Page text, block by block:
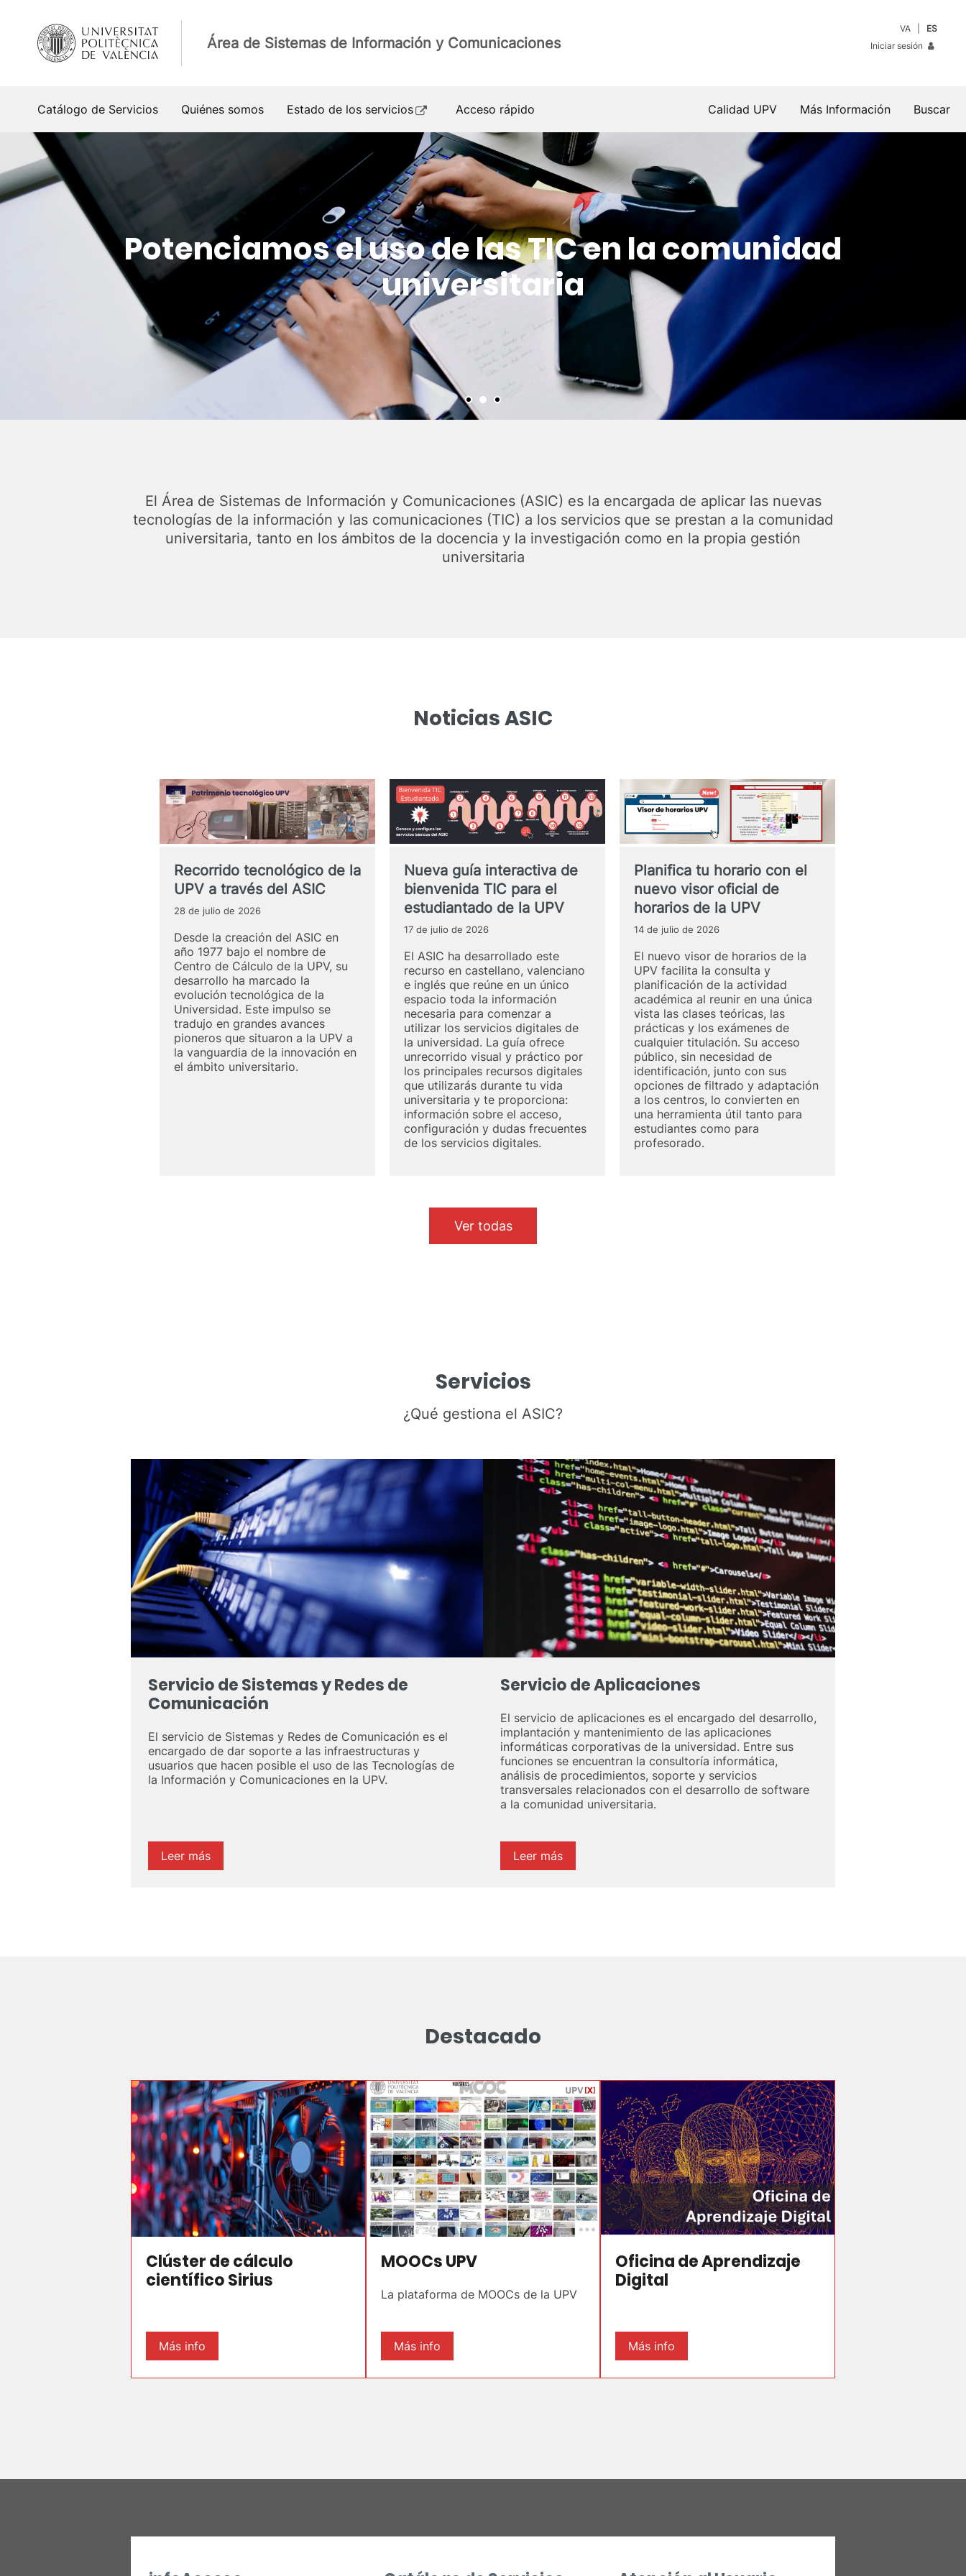
contenido
Área de Sistemas de Información y Comunicaciones
VA
ES
Iniciar sesión
Catálogo de Servicios Quiénes somos Estado de los servicios Acceso rápido Buscar
Más Información
Calidad UPV
Potenciamos el uso de las TIC en la comunidad
universitaria
El Área de Sistemas de Información y Comunicaciones (ASIC) es la encargada de aplicar las nuevas
tecnologías de la información y las comunicaciones (TIC) a los servicios que se prestan a la comunidad
universitaria, tanto en los ámbitos de la docencia y la investigación como en la propia gestión
universitaria
Noticias ASIC
Recorrido tecnológico de la
UPV a través del ASIC
28 de julio de 2026
Desde la creación del ASIC en
año 1977 bajo el nombre de
Centro de Cálculo de la UPV, su
desarrollo ha marcado la
evolución tecnológica de la
Universidad. Este impulso se
tradujo en grandes avances
pioneros que situaron a la UPV a
la vanguardia de la innovación en
el ámbito universitario.
Nueva guía interactiva de
bienvenida TIC para el
estudiantado de la UPV
17 de julio de 2026
El ASIC ha desarrollado este
recurso en castellano, valenciano
e inglés que reúne en un único
espacio toda la información
necesaria para comenzar a
utilizar los servicios digitales de
la universidad. La guía ofrece
unrecorrido visual y práctico por
los principales recursos digitales
que utilizarás durante tu vida
universitaria y te proporciona:
información sobre el acceso,
configuración y dudas frecuentes
de los servicios digitales.
Planifica tu horario con el
nuevo visor oficial de
horarios de la UPV
14 de julio de 2026
El nuevo visor de horarios de la
UPV facilita la consulta y
planificación de la actividad
académica al reunir en una única
vista las clases teóricas, las
prácticas y los exámenes de
cualquier titulación. Su acceso
público, sin necesidad de
identificación, junto con sus
opciones de filtrado y adaptación
a los centros, lo convierten en
una herramienta útil tanto para
estudiantes como para
profesorado.
Ver todas
Servicios
¿Qué gestiona el ASIC?
Servicio de Sistemas y Redes de
Comunicación
El servicio de Sistemas y Redes de Comunicación es el
encargado de dar soporte a las infraestructuras y
usuarios que hacen posible el uso de las Tecnologías de
la Información y Comunicaciones en la UPV.
Leer más
Servicio de Aplicaciones
El servicio de aplicaciones es el encargado del desarrollo,
implantación y mantenimiento de las aplicaciones
informáticas corporativas de la universidad. Entre sus
funciones se encuentran la consultoría informática,
análisis de procedimientos, soporte y servicios
transversales relacionados con el desarrollo de software
a la comunidad universitaria.
Leer más
Destacado
Clúster de cálculo
científico Sirius
Más info
MOOCs UPV
La plataforma de MOOCs de la UPV
Más info
Oficina de Aprendizaje
Digital
Más info